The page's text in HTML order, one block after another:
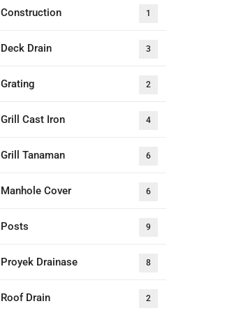
Construction 1
Deck Drain 3
Grating 2
Grill Cast Iron 4
Grill Tanaman 6
Manhole Cover 6
Posts 9
Proyek Drainase 8
Roof Drain 2